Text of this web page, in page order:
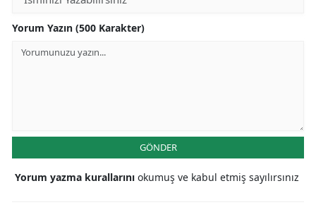
Yorum Yazın (500 Karakter)
GÖNDER
Yorum yazma kurallarını okumuş ve kabul etmiş sayılırsınız